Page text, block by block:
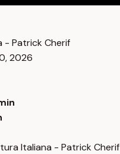
- Patrick Cherif
2026
Italiana - Patrick Cherif